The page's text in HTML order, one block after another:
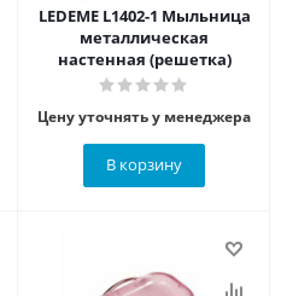
LEDEME L1402-1 Мыльница
металлическая
настенная (решетка)
Цену уточнять у менеджера
В корзину